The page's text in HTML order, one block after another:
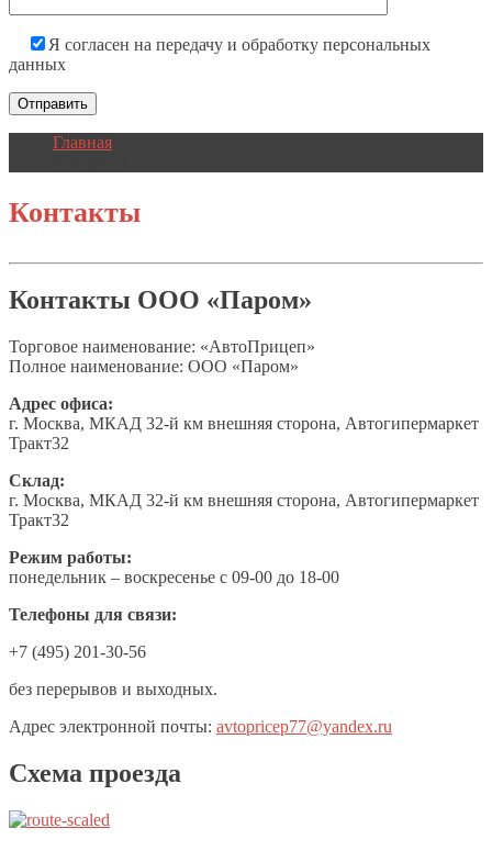
Я согласен на передачу и обработку персональных
данных
Главная
Контакты
Контакты ООО «Паром»
Торговое наименование: «АвтоПрицеп»
Полное наименование: ООО «Паром»
Адрес офиса:
г. Москва, МКАД 32-й км внешняя сторона, Автогипермаркет
Тракт32
Склад:
г. Москва, МКАД 32-й км внешняя сторона, Автогипермаркет
Тракт32
Режим работы:
понедельник – воскресенье с 09-00 до 18-00
Телефоны для связи:
+7 (495) 201-30-56
без перерывов и выходных.
Адреc электронной почты: avtopricep77@yandex.ru
Схема проезда